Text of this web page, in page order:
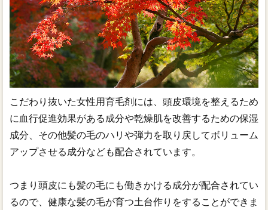
こだわり抜いた女性用育毛剤には、頭皮環境を整えるため
に血行促進効果がある成分や乾燥肌を改善するための保湿
成分、その他髪の毛のハリや弾力を取り戻してボリューム
アップさせる成分なども配合されています。
つまり頭皮にも髪の毛にも働きかける成分が配合されてい
るので、健康な髪の毛が育つ土台作りをすることができま